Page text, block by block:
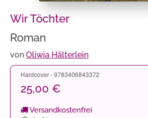
Wir Töchter
Roman
von Oliwia Hälterlein
Hardcover - 9783406843372
25,00 €
Versandkostenfrei